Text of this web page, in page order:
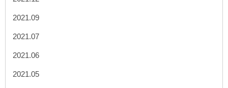
2021.09
2021.07
2021.06
2021.05